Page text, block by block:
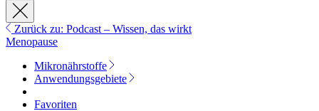
Zurück zu: Podcast – Wissen, das wirkt
Menopause
Mikronährstoffe
Anwendungsgebiete
Favoriten